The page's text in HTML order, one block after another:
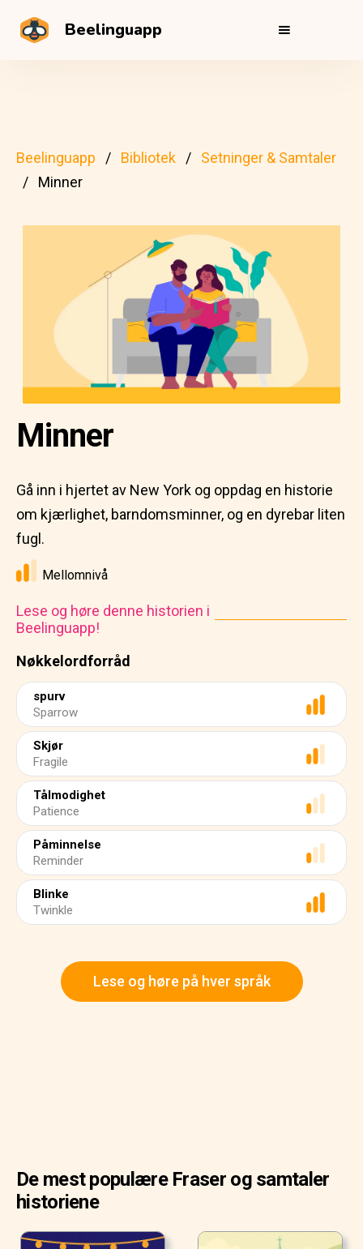
Beelinguapp
Beelinguapp Bibliotek
Setninger & Samtaler
Minner
Nøkkelordforråd
spurv
Sparrow
Skjør
Fragile
Tålmodighet
Patience
Påminnelse
Reminder
Blinke
Twinkle
Minner
Gå inn i hjertet av New York og oppdag en historie
om kjærlighet, barndomsminner, og en dyrebar liten
fugl.
Mellomnivå
Lese og høre denne historien i
Beelinguapp!
Lese og høre på hver språk
De mest populære Fraser og samtaler
historiene